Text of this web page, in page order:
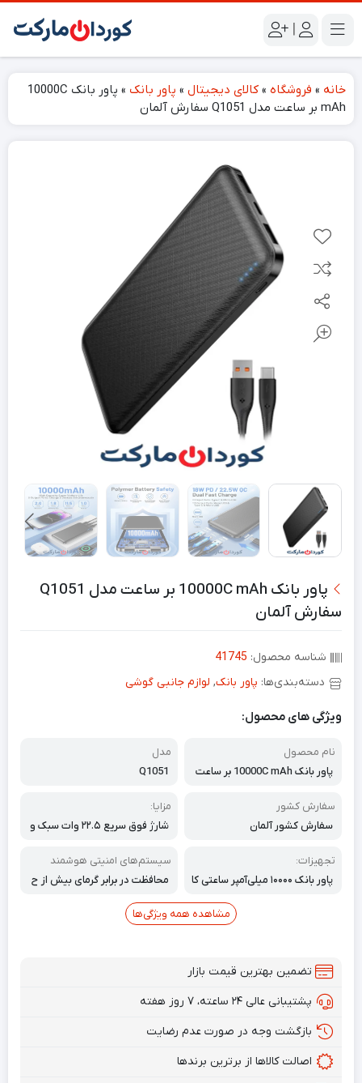
|
خانه » فروشگاه » کالای دیجیتال » پاور بانک »
پاور بانک 10000C
mAh بر ساعت مدل Q1051 سفارش آلمان
پاور بانک 10000C mAh بر ساعت مدل Q1051
سفارش آلمان
شناسه محصول: 41745
دسته‌بندی‌ها: پاور بانک, لوازم جانبی گوشی
ویژگی های محصول:
نام محصول
پاور بانک 10000C mAh بر ساعت
مدل
Q1051
سفارش کشور
سفارش کشور آلمان
مزایا:
شارژ فوق سریع ۲۲.۵ وات سبک و
۳ دستگاه سازگاری جهانی سیست
م‌های حفاظتی بهبود یافته
تجهیزات:
پاور بانک ۱۰۰۰۰ میلی‌آمپر ساعتی کا
سیستم‌های امنیتی هوشمند
محافظت در برابر گرمای بیش از ح
گواهینامه‌های ایمنی CE، FCCمشاهده همه ویژگی‌ها
تضمین بهترین قیمت بازار
پشتیبانی عالی ۲۴ ساعته، ۷ روز هفته
بازگشت وجه در صورت عدم رضایت
اصالت کالاها از برترین برندها